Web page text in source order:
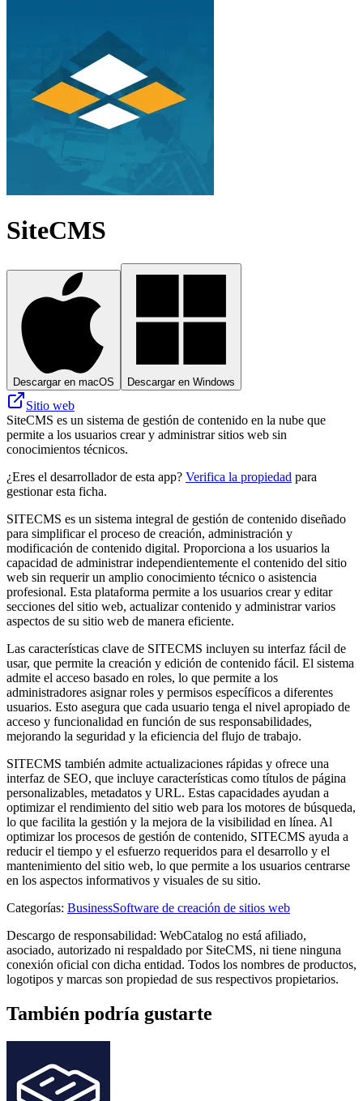
SiteCMS
Descargar en macOS Descargar en Windows
Sitio web
SiteCMS es un sistema de gestión de contenido en la nube que
permite a los usuarios crear y administrar sitios web sin
conocimientos técnicos.
¿Eres el desarrollador de esta app? Verifica la propiedad para
gestionar esta ficha.
SITECMS es un sistema integral de gestión de contenido diseñado
para simplificar el proceso de creación, administración y
modificación de contenido digital. Proporciona a los usuarios la
capacidad de administrar independientemente el contenido del sitio
web sin requerir un amplio conocimiento técnico o asistencia
profesional. Esta plataforma permite a los usuarios crear y editar
secciones del sitio web, actualizar contenido y administrar varios
aspectos de su sitio web de manera eficiente.
Las características clave de SITECMS incluyen su interfaz fácil de
usar, que permite la creación y edición de contenido fácil. El sistema
admite el acceso basado en roles, lo que permite a los
administradores asignar roles y permisos específicos a diferentes
usuarios. Esto asegura que cada usuario tenga el nivel apropiado de
acceso y funcionalidad en función de sus responsabilidades,
mejorando la seguridad y la eficiencia del flujo de trabajo.
SITECMS también admite actualizaciones rápidas y ofrece una
interfaz de SEO, que incluye características como títulos de página
personalizables, metadatos y URL. Estas capacidades ayudan a
optimizar el rendimiento del sitio web para los motores de búsqueda,
lo que facilita la gestión y la mejora de la visibilidad en línea. Al
optimizar los procesos de gestión de contenido, SITECMS ayuda a
reducir el tiempo y el esfuerzo requeridos para el desarrollo y el
mantenimiento del sitio web, lo que permite a los usuarios centrarse
en los aspectos informativos y visuales de su sitio.
Categorías: BusinessSoftware de creación de sitios web
Descargo de responsabilidad: WebCatalog no está afiliado,
asociado, autorizado ni respaldado por SiteCMS, ni tiene ninguna
conexión oficial con dicha entidad. Todos los nombres de productos,
logotipos y marcas son propiedad de sus respectivos propietarios.
También podría gustarte